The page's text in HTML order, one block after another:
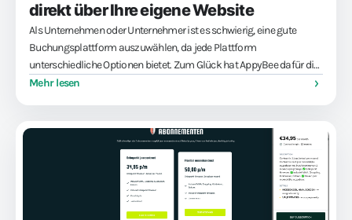
direkt über Ihre eigene Website
Als Unternehmen oder Unternehmer ist es schwierig, eine gute
Buchungsplattform auszuwählen, da jede Plattform
unterschiedliche Optionen bietet. Zum Glück hat AppyBee dafür die
perfekte Lösung, da die Plattform viele Optionen bietet, darunter ein
Mehr lesen